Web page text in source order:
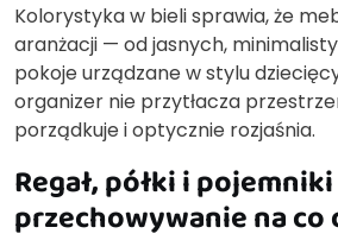
Kolorystyka w bieli sprawia, że
aranżacji — od jasnych,
pokoje urządzane w stylu
organizer nie przytłacza
porządkuje i optycznie rozjaśnia.
Regał, półki i
przechowywanie na co